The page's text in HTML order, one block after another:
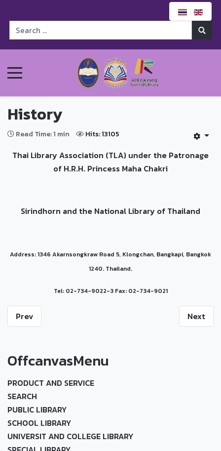
History
Read Time: 1 min Hits: 13105
Thai Library Association (TLA) under the Patronage
of H.R.H. Princess Maha Chakri
Sirindhorn and the National Library of Thailand
Address: 1346 Akarnsongkraw Road 5, Klongchan, Bangkapi, Bangkok
1240. Thailand.
Tel: 02-734-9022-3 Fax: 02-734-9021
Prev Next
OffcanvasMenu
PRODUCT AND SERVICE
SEARCH
PUBLIC LIBRARY
SCHOOL LIBRARY
UNIVERSIT AND COLLEGE LIBRARY